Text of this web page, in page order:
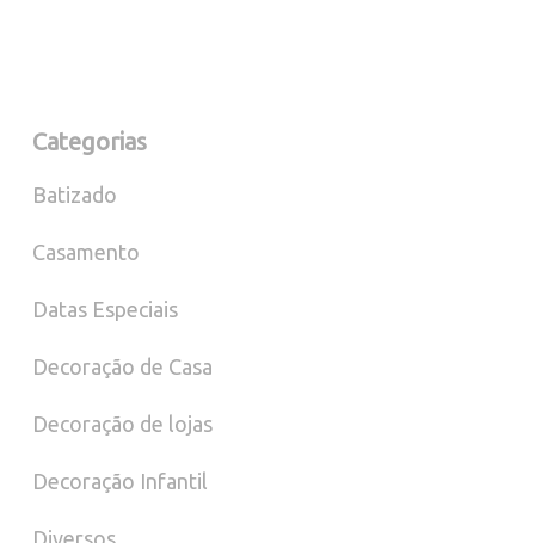
Categorias
Batizado
Casamento
Datas Especiais
Decoração de Casa
Decoração de lojas
Decoração Infantil